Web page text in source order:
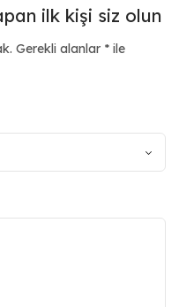
ilk kişi siz olun
Gerekli alanlar * ile